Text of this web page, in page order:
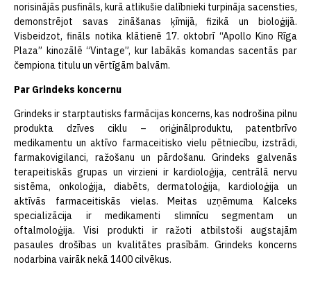
norisinājās pusfināls, kurā atlikušie dalībnieki turpināja sacensties,
demonstrējot savas zināšanas ķīmijā, fizikā un bioloģijā.
Visbeidzot, fināls notika klātienē 17. oktobrī “Apollo Kino Rīga
Plaza” kinozālē “Vintage”, kur labākās komandas sacentās par
čempiona titulu un vērtīgām balvām.
Par Grindeks koncernu
Grindeks ir starptautisks farmācijas koncerns, kas nodrošina pilnu
produkta dzīves ciklu – oriģinālproduktu, patentbrīvo
medikamentu un aktīvo farmaceitisko vielu pētniecību, izstrādi,
farmakovigilanci, ražošanu un pārdošanu. Grindeks galvenās
terapeitiskās grupas un virzieni ir kardioloģija, centrālā nervu
sistēma, onkoloģija, diabēts, dermatoloģija, kardioloģija un
aktīvās farmaceitiskās vielas. Meitas uzņēmuma Kalceks
specializācija ir medikamenti slimnīcu segmentam un
oftalmoloģija. Visi produkti ir ražoti atbilstoši augstajām
pasaules drošības un kvalitātes prasībām. Grindeks koncerns
nodarbina vairāk nekā 1400 cilvēkus.